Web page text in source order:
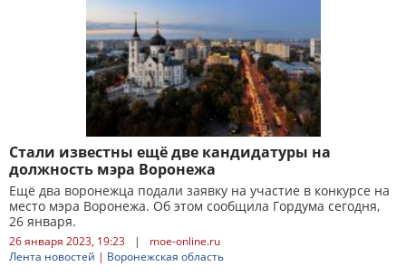
Стали известны ещё две кандидатуры на
должность мэра Воронежа
Ещё два воронежца подали заявку на участие в конкурсе на
место мэра Воронежа. Об этом сообщила Гордума сегодня,
26 января.
26 января 2023, 19:23 |
moe-online.ru
Лента новостей | Воронежская область